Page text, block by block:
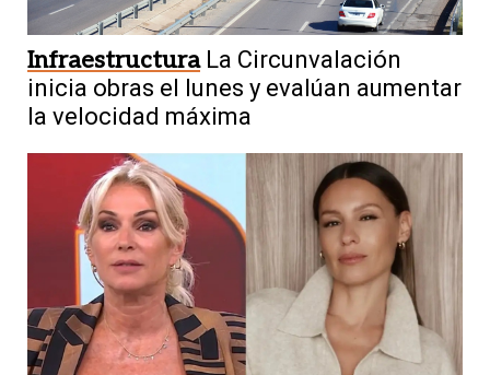
Infraestructura La Circunvalación
inicia obras el lunes y evalúan aumentar
la velocidad máxima